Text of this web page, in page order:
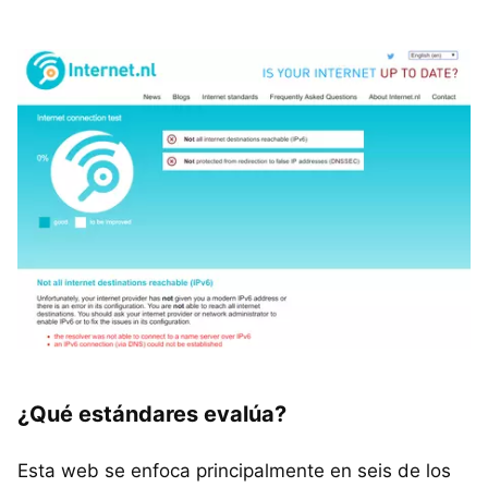
¿Qué estándares evalúa?
Esta web se enfoca principalmente en seis de los